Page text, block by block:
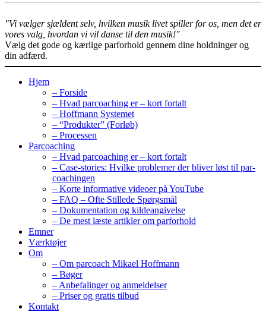
"Vi vælger sjældent selv, hvilken musik livet spiller for os, men det er
vores valg, hvordan vi vil danse til den musik!"
Vælg det gode og kærlige parforhold gennem dine holdninger og
din adfærd.
Hjem
– Forside
– Hvad parcoaching er – kort fortalt
– Hoffmann Systemet
– “Produkter” (Forløb)
– Processen
Parcoaching
– Hvad parcoaching er – kort fortalt
– Case-stories: Hvilke problemer der bliver løst til par-
coachingen
– Korte informative videoer på YouTube
– FAQ – Ofte Stillede Spørgsmål
– Dokumentation og kildeangivelse
– De mest læste artikler om parforhold
Emner
Værktøjer
Om
– Om parcoach Mikael Hoffmann
– Bøger
– Anbefalinger og anmeldelser
– Priser og gratis tilbud
Kontakt